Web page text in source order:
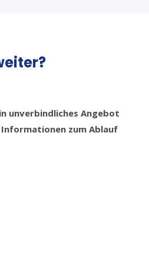
unverbindliches Angebot
zum Ablauf